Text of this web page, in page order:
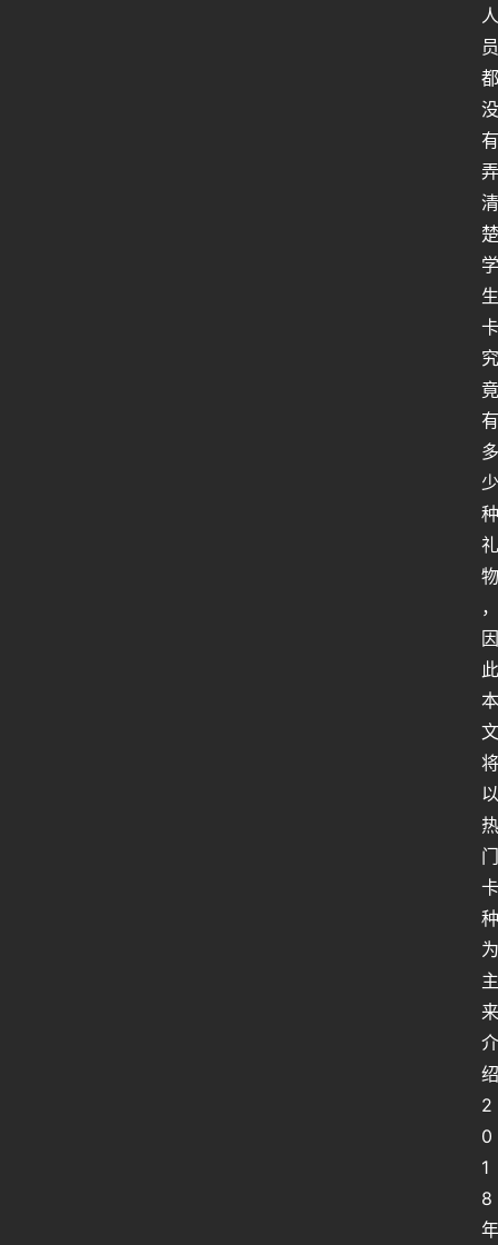
人
员
都
没
有
弄
清
楚
学
生
卡
究
竟
有
多
少
种
礼
物
，
因
此
本
文
将
以
热
门
卡
种
为
主
来
介
绍
2
0
1
8
年